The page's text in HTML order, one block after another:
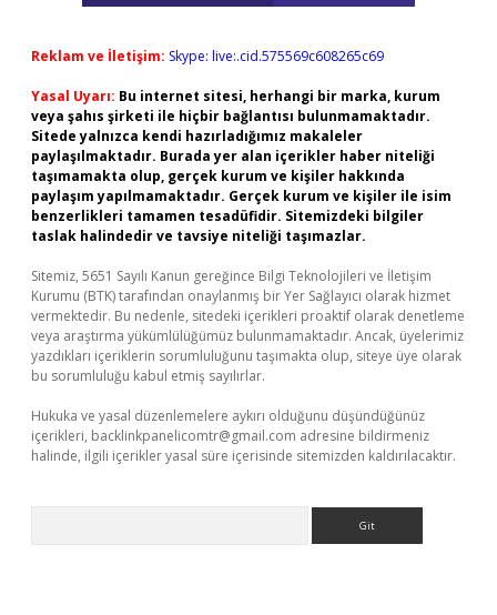
Reklam ve İletişim: Skype: live:.cid.575569c608265c69
Yasal Uyarı: Bu internet sitesi, herhangi bir marka, kurum
veya şahıs şirketi ile hiçbir bağlantısı bulunmamaktadır.
Sitede yalnızca kendi hazırladığımız makaleler
paylaşılmaktadır. Burada yer alan içerikler haber niteliği
taşımamakta olup, gerçek kurum ve kişiler hakkında
paylaşım yapılmamaktadır. Gerçek kurum ve kişiler ile isim
benzerlikleri tamamen tesadüfidir. Sitemizdeki bilgiler
taslak halindedir ve tavsiye niteliği taşımazlar.
Sitemiz, 5651 Sayılı Kanun gereğince Bilgi Teknolojileri ve İletişim
Kurumu (BTK) tarafından onaylanmış bir Yer Sağlayıcı olarak hizmet
vermektedir. Bu nedenle, sitedeki içerikleri proaktif olarak denetleme
veya araştırma yükümlülüğümüz bulunmamaktadır. Ancak, üyelerimiz
yazdıkları içeriklerin sorumluluğunu taşımakta olup, siteye üye olarak
bu sorumluluğu kabul etmiş sayılırlar.
Hukuka ve yasal düzenlemelere aykırı olduğunu düşündüğünüz
içerikleri, backlinkpanelicomtr@gmail.com adresine bildirmeniz
halinde, ilgili içerikler yasal süre içerisinde sitemizden kaldırılacaktır.